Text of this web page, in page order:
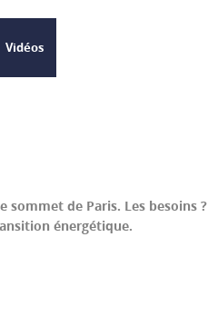
Vidéos
sommet de Paris. Les besoins ?
énergétique.